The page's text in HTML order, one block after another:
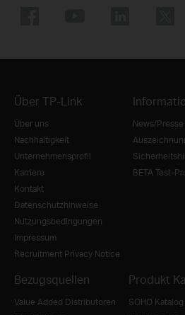
Über TP-Link
Über uns
Nachhaltigkeit
Unternehmensprofil
Karriere
Kontakt
Datenschutzhinweise
Nutzungsbedingungen
Impressum
Recruitment Privacy Notice
News/Presse
BETA Test-
Bezugsquellen
Value Added Distributoren
Produkt
SOHO Katalog